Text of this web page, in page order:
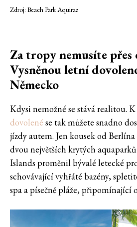
Zdroj: Beach Park Aquiraz
Za tropy nemusíte přes
Vysněnou letní
Německo
Kdysi nemožné se stává realitou.
dovolené se tak můžete snadno
jízdy autem. Jen kousek od
dvou největších krytých
Islands proměnil bývalé letecké
schovávající vyhřáté bazény,
spa a písečně pláže, připomínající